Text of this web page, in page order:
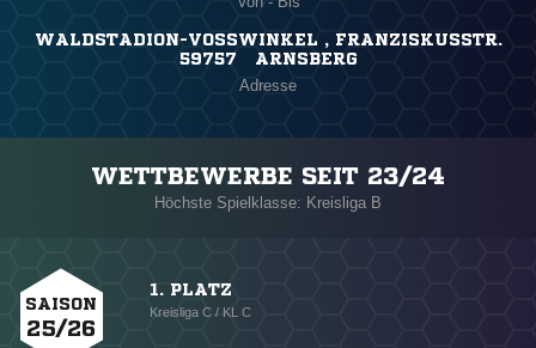
WALDSTADION-VOSSWINKEL , FRANZISKUSSTR.
59757 ARNSBERG
Adresse
WETTBEWERBE SEIT 23/24
Höchste Spielklasse: Kreisliga B
SAISON
25/26
1. PLATZ
Kreisliga C / KL C